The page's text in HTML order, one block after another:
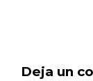
Deja un